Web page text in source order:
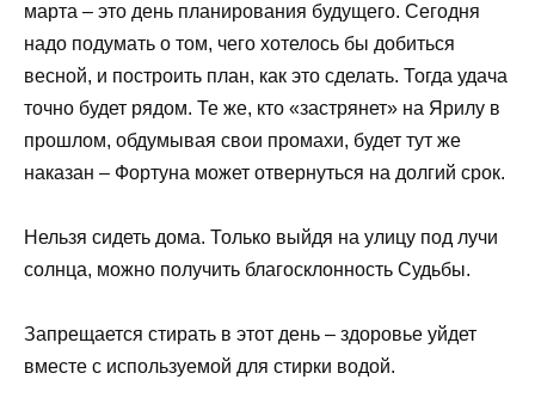
марта – это день планирования будущего. Сегодня
надо подумать о том, чего хотелось бы добиться
весной, и построить план, как это сделать. Тогда удача
точно будет рядом. Те же, кто «застрянет» на Ярилу в
прошлом, обдумывая свои промахи, будет тут же
наказан – Фортуна может отвернуться на долгий срок.
Нельзя сидеть дома. Только выйдя на улицу под лучи
солнца, можно получить благосклонность Судьбы.
Запрещается стирать в этот день – здоровье уйдет
вместе с используемой для стирки водой.